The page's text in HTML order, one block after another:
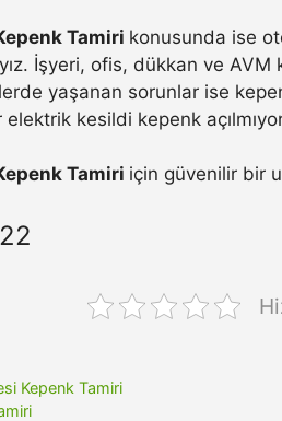
Tamiri konusunda ise
İşyeri, ofis, dükkan ve AVM
yaşanan sorunlar ise
elektrik kesildi kepenk
Tamiri için güvenilir bir
Kepenk Tamiri